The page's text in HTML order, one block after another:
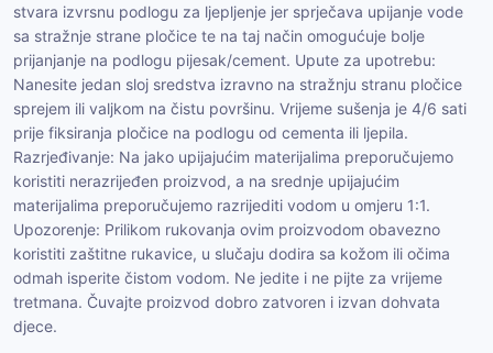
stvara izvrsnu podlogu za ljepljenje jer sprječava upijanje vode
sa stražnje strane pločice te na taj način omogućuje bolje
prijanjanje na podlogu pijesak/cement. Upute za upotrebu:
Nanesite jedan sloj sredstva izravno na stražnju stranu pločice
sprejem ili valjkom na čistu površinu. Vrijeme sušenja je 4/6 sati
prije fiksiranja pločice na podlogu od cementa ili ljepila.
Razrjeđivanje: Na jako upijajućim materijalima preporučujemo
koristiti nerazrijeđen proizvod, a na srednje upijajućim
materijalima preporučujemo razrijediti vodom u omjeru 1:1.
Upozorenje: Prilikom rukovanja ovim proizvodom obavezno
koristiti zaštitne rukavice, u slučaju dodira sa kožom ili očima
odmah isperite čistom vodom. Ne jedite i ne pijte za vrijeme
tretmana. Čuvajte proizvod dobro zatvoren i izvan dohvata
djece.